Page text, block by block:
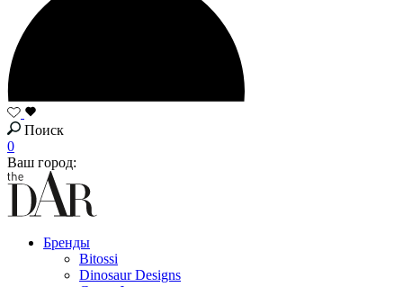
Поиск
0
Ваш город:
Бренды
Bitossi
Dinosaur Designs